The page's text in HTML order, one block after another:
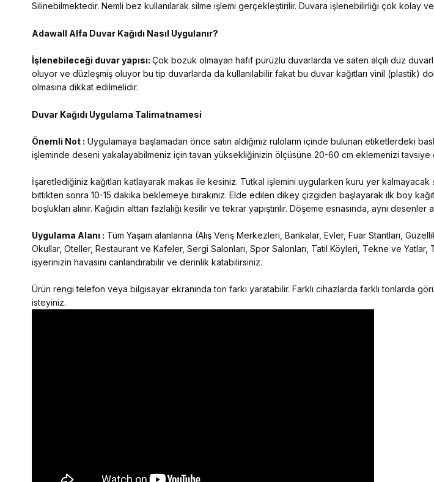
Silinebilmektedir. Nemli bez kullanılarak silme işlemi gerçekleştirilir. Duvara işlenebilirliği çok kolay ve
Adawall Alfa Duvar Kağıdı Nasıl Uygulanır?
İşlenebileceği duvar yapısı: Çok bozuk olmayan hafif pürüzlü duvarlarda ve saten alçılı düz
oluyor ve düzleşmiş oluyor bu tip duvarlarda da kullanılabilir fakat bu duvar kağıtları vinil (plastik)
olmasına dikkat edilmelidir.
Duvar Kağıdı Uygulama Talimatnamesi
Önemli Not : Uygulamaya başlamadan önce satın aldığınız ruloların içinde bulunan etiketlerdeki
işleminde deseni yakalayabilmeniz için tavan yüksekliğinizin ölçüsüne 20-60 cm eklemenizi
İşaretlediğiniz kağıtları katlayarak makas ile kesiniz. Tutkal işlemini uygularken kuru yer
bittikten sonra 10-15 dakika beklemeye bırakınız. Elde edilen dikey çizgiden başlayarak ilk boy kağıt
boşlukları alınır. Kağıdın alttan fazlalığı kesilir ve tekrar yapıştırılır. Döşeme esnasında, aynı
Uygulama Alanı : Tüm Yaşam alanlarına (Alış Veriş Merkezleri, Bankalar, Evler, Fuar Stantları,
Okullar, Oteller, Restaurant ve Kafeler, Sergi Salonları, Spor Salonları, Tatil Köyleri, Tekne ve
işyerinizin havasını canlandırabilir ve derinlik katabilirsiniz.
Ürün rengi telefon veya bilgisayar ekranında ton farkı yaratabilir. Farklı cihazlarda farklı tonlarda
isteyiniz.